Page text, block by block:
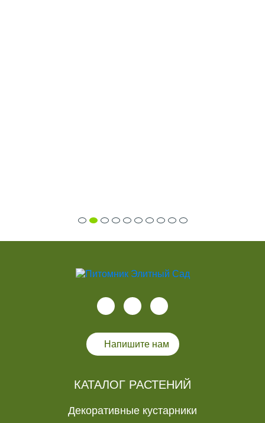
Напишите нам
КАТАЛОГ РАСТЕНИЙ
Декоративные кустарники